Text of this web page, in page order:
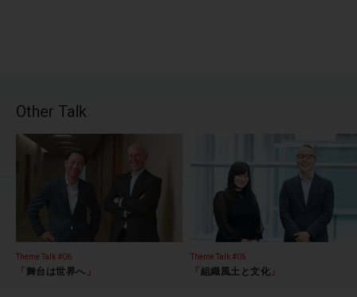
Other Talk
Theme Talk #06
「 舞台は世界へ 」
Theme Talk #05
「 組織風土と文化 」